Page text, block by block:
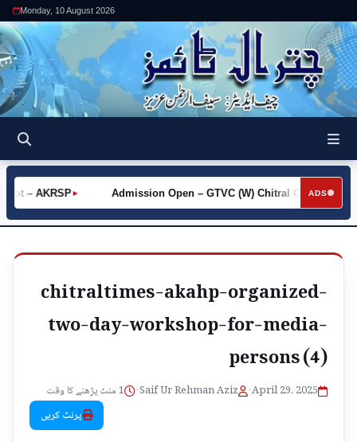
Monday, 10 August 2026
ADS
►
– AKRSP ►
Admission Open – GTVC (W) Chitral City
chitraltimes-akahp-organized-
two-day-workshop-for-media-
persons (4)
April 29, 2025
•
Saif Ur Rehman Aziz
•
1 منٹ پڑھنے کا وقت
پرنٹ کریں